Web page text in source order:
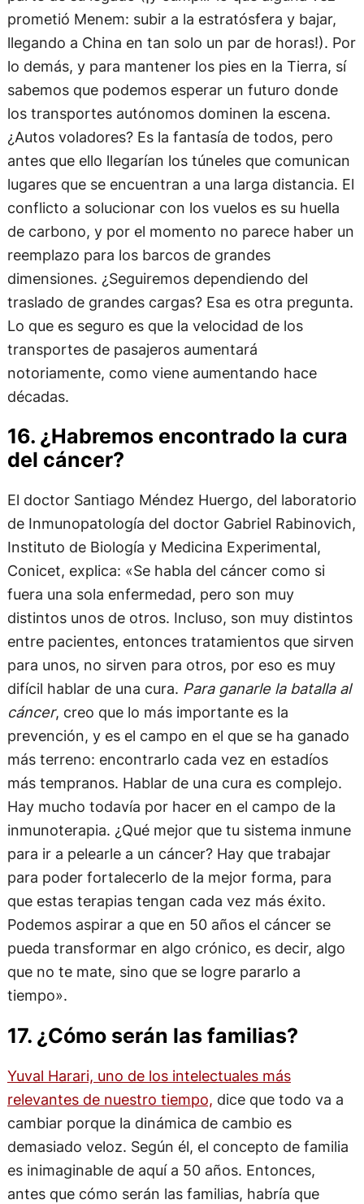
prometió Menem: subir a la estratósfera y bajar,
llegando a China en tan solo un par de horas!). Por
lo demás, y para mantener los pies en la Tierra, sí
sabemos que podemos esperar un futuro donde
los transportes autónomos dominen la escena.
¿Autos voladores? Es la fantasía de todos, pero
antes que ello llegarían los túneles que comunican
lugares que se encuentran a una larga distancia. El
conflicto a solucionar con los vuelos es su huella
de carbono, y por el momento no parece haber un
reemplazo para los barcos de grandes
dimensiones. ¿Seguiremos dependiendo del
traslado de grandes cargas? Esa es otra pregunta.
Lo que es seguro es que la velocidad de los
transportes de pasajeros aumentará
notoriamente, como viene aumentando hace
décadas.
16. ¿Habremos encontrado la cura
del cáncer?
El doctor Santiago Méndez Huergo, del laboratorio
de Inmunopatología del doctor Gabriel Rabinovich,
Instituto de Biología y Medicina Experimental,
Conicet, explica: «Se habla del cáncer como si
fuera una sola enfermedad, pero son muy
distintos unos de otros. Incluso, son muy distintos
entre pacientes, entonces tratamientos que sirven
para unos, no sirven para otros, por eso es muy
difícil hablar de una cura. Para ganarle la batalla al
cáncer, creo que lo más importante es la
prevención, y es el campo en el que se ha ganado
más terreno: encontrarlo cada vez en estadíos
más tempranos. Hablar de una cura es complejo.
Hay mucho todavía por hacer en el campo de la
inmunoterapia. ¿Qué mejor que tu sistema inmune
para ir a pelearle a un cáncer? Hay que trabajar
para poder fortalecerlo de la mejor forma, para
que estas terapias tengan cada vez más éxito.
Podemos aspirar a que en 50 años el cáncer se
pueda transformar en algo crónico, es decir, algo
que no te mate, sino que se logre pararlo a
tiempo».
17. ¿Cómo serán las familias?
Yuval Harari, uno de los intelectuales más
relevantes de nuestro tiempo, dice que todo va a
cambiar porque la dinámica de cambio es
demasiado veloz. Según él, el concepto de familia
es inimaginable de aquí a 50 años. Entonces,
antes que cómo serán las familias, habría que